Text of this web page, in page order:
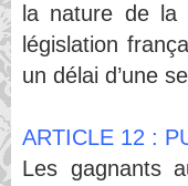
la nature de la
législation
un délai d’une
ARTICLE 12 :
Les gagnants